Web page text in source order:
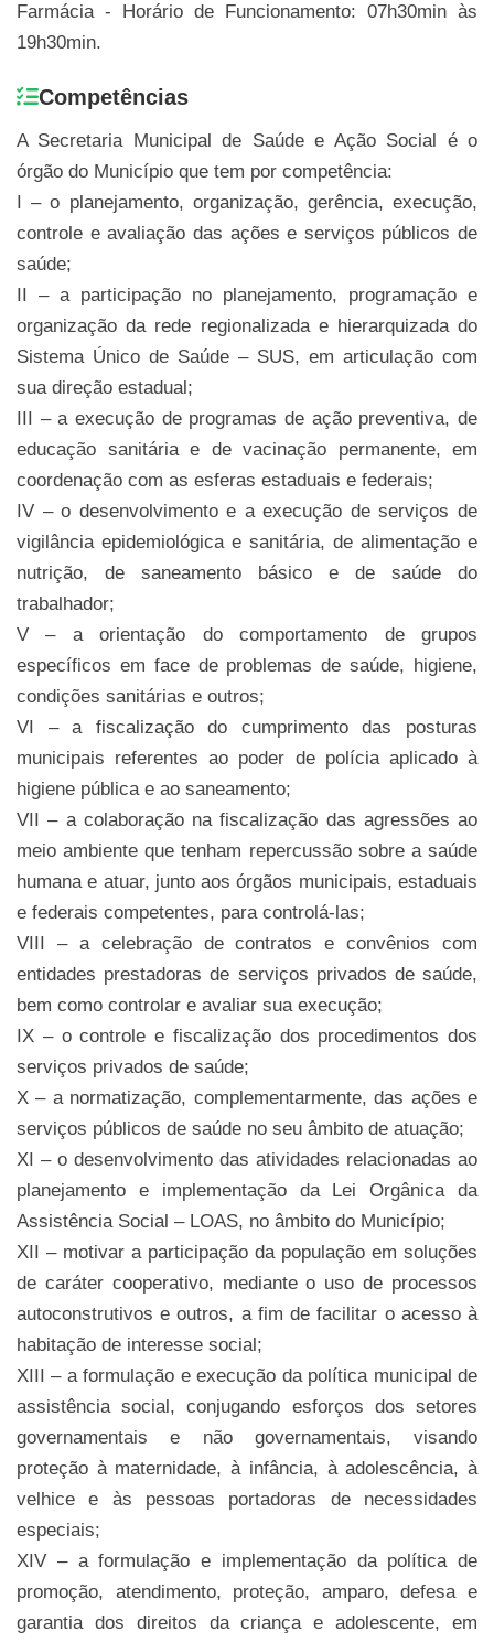
Farmácia - Horário de Funcionamento: 07h30min às
19h30min.
Competências
A Secretaria Municipal de Saúde e Ação Social é o
órgão do Município que tem por competência:
I – o planejamento, organização, gerência, execução,
controle e avaliação das ações e serviços públicos de
saúde;
II – a participação no planejamento, programação e
organização da rede regionalizada e hierarquizada do
Sistema Único de Saúde – SUS, em articulação com
sua direção estadual;
III – a execução de programas de ação preventiva, de
educação sanitária e de vacinação permanente, em
coordenação com as esferas estaduais e federais;
IV – o desenvolvimento e a execução de serviços de
vigilância epidemiológica e sanitária, de alimentação e
nutrição, de saneamento básico e de saúde do
trabalhador;
V – a orientação do comportamento de grupos
específicos em face de problemas de saúde, higiene,
condições sanitárias e outros;
VI – a fiscalização do cumprimento das posturas
municipais referentes ao poder de polícia aplicado à
higiene pública e ao saneamento;
VII – a colaboração na fiscalização das agressões ao
meio ambiente que tenham repercussão sobre a saúde
humana e atuar, junto aos órgãos municipais, estaduais
e federais competentes, para controlá-las;
VIII – a celebração de contratos e convênios com
entidades prestadoras de serviços privados de saúde,
bem como controlar e avaliar sua execução;
IX – o controle e fiscalização dos procedimentos dos
serviços privados de saúde;
X – a normatização, complementarmente, das ações e
serviços públicos de saúde no seu âmbito de atuação;
XI – o desenvolvimento das atividades relacionadas ao
planejamento e implementação da Lei Orgânica da
Assistência Social – LOAS, no âmbito do Município;
XII – motivar a participação da população em soluções
de caráter cooperativo, mediante o uso de processos
autoconstrutivos e outros, a fim de facilitar o acesso à
habitação de interesse social;
XIII – a formulação e execução da política municipal de
assistência social, conjugando esforços dos setores
governamentais e não governamentais, visando
proteção à maternidade, à infância, à adolescência, à
velhice e às pessoas portadoras de necessidades
especiais;
XIV – a formulação e implementação da política de
promoção, atendimento, proteção, amparo, defesa e
garantia dos direitos da criança e adolescente, em